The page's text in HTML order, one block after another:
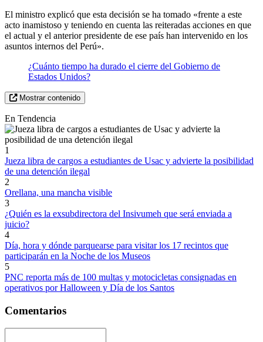
El ministro explicó que esta decisión se ha tomado «frente a este
acto inamistoso y teniendo en cuenta las reiteradas acciones en que
el actual y el anterior presidente de ese país han intervenido en los
asuntos internos del Perú».
¿Cuánto tiempo ha durado el cierre del Gobierno de
Estados Unidos?
Mostrar contenido
En Tendencia
1
Jueza libra de cargos a estudiantes de Usac y advierte la posibilidad
de una detención ilegal
2
Orellana, una mancha visible
3
¿Quién es la exsubdirectora del Insivumeh que será enviada a
juicio?
4
Día, hora y dónde parquearse para visitar los 17 recintos que
participarán en la Noche de los Museos
5
PNC reporta más de 100 multas y motocicletas consignadas en
operativos por Halloween y Día de los Santos
Comentarios